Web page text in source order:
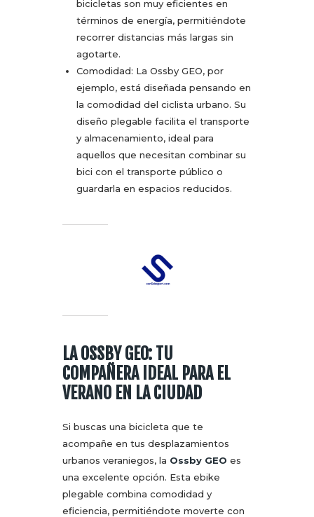
bicicletas son muy eficientes en
términos de energía, permitiéndote
recorrer distancias más largas sin
agotarte.
Comodidad: La Ossby GEO, por
ejemplo, está diseñada pensando en
la comodidad del ciclista urbano. Su
diseño plegable facilita el transporte
y almacenamiento, ideal para
aquellos que necesitan combinar su
bici con el transporte público o
guardarla en espacios reducidos.
LA OSSBY GEO: TU
COMPAÑERA IDEAL PARA EL
VERANO EN LA CIUDAD
Si buscas una bicicleta que te
acompañe en tus desplazamientos
urbanos veraniegos, la Ossby GEO es
una excelente opción. Esta ebike
plegable combina comodidad y
eficiencia, permitiéndote moverte con